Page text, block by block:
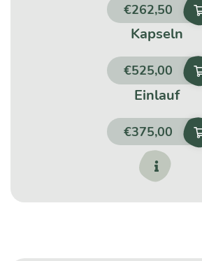
€262,50
Kapseln
€525,00
Einlauf
€375,00